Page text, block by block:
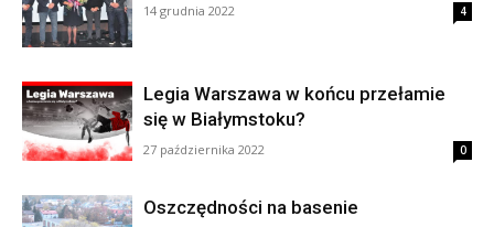
14 grudnia 2022 4
Legia Warszawa w końcu przełamie
się w Białymstoku?
27 października 2022 0
Oszczędności na basenie